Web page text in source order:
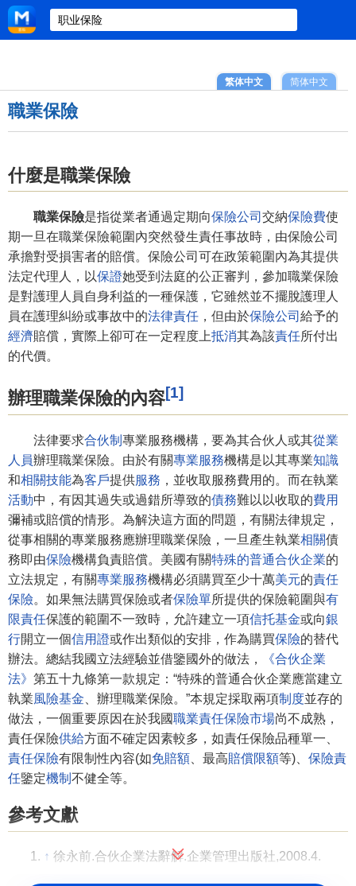
简体中文
繁体中文
職業保險
什麼是職業保險
職業保險是指從業者通過定期向保險公司 交納保險費使
期一旦在職業保險範圍內突然發生責任事故時，由保險公司
承擔對受損害者的賠償。保險公司可在政策範圍內為其提供
法定代理人，以保證她受到法庭的公正審判，參加職業保險
是對護理人員自身利益的一種保護，它雖然並不擺脫護理人
員在護理糾紛或事故中的法律責任 ，但由於保險公司 給予的
經濟賠償，實際上卻可在一定程度上抵消其為該責任所付出
的代價。
辦理職業保險的內容[1]
法律要求合伙制 專業服務機構，要為其合伙人或其從業
人員辦理職業保險。由於有關專業服務機構是以其專業知識
和相關技能為客戶提供服務 ，並收取服務費用的。而在執業
活動中，有因其過失或過錯所導致的債務難以以收取的費用
彌補或賠償的情形。為解決這方面的問題，有關法律規定，
從事相關的專業服務應辦理職業保險，一旦產生執業相關債
務即由保險機構負責賠償。美國有關特殊的普通合伙企業的
立法規定，有關專業服務機構必須購買至少十萬美元的責任
保險。如果無法購買保險或者保險單所提供的保險範圍與有
限責任保護的範圍不一致時，允許建立一項信托基金或向銀
行開立一個信用證或作出類似的安排，作為購買保險的替代
辦法。總結我國立法經驗並借鑒國外的做法，
《合伙企業
法》 第五十九條第一款規定：“特殊的普通合伙企業應當建立
執業風險基金 、辦理職業保險。”本規定採取兩項制度並存的
做法，一個重要原因在於我國職業責任保險市場尚不成熟，
責任保險供給方面不確定因素較多，如責任保險品種單一、
責任保險有限制性內容(如免賠額 、最高賠償限額等)、 保險責
任鑒定機制 不健全等。
參考文獻
↑ 徐永前.合伙企業法辭解.企業管理出版社,2008.4.